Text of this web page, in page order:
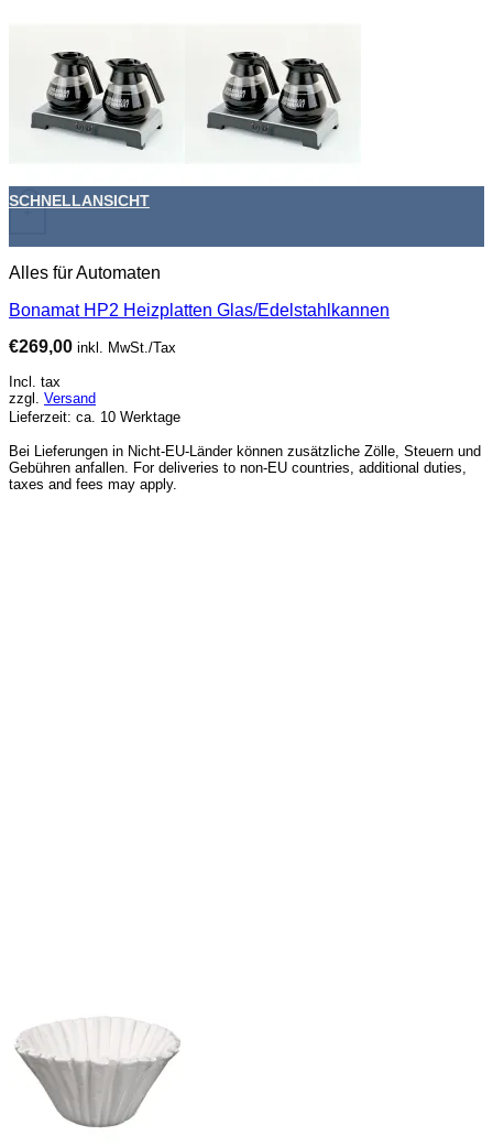
+
SCHNELLANSICHT
Alles für Automaten
Bonamat HP2 Heizplatten Glas/Edelstahlkannen
€269,00 inkl. MwSt./Tax
Incl. tax
zzgl. Versand
Lieferzeit: ca. 10 Werktage
Bei Lieferungen in Nicht-EU-Länder können zusätzliche Zölle, Steuern und
Gebühren anfallen. For deliveries to non-EU countries, additional duties,
taxes and fees may apply.